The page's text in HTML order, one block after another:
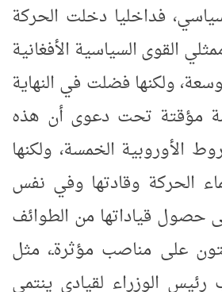
فداخليا دخلت الحركة
القوى السياسية الأفغانية
ولكنها فضلت في النهاية
مؤقتة تحت دعوى أن هذه
الأوروبية الخمسة، ولكنها
الحركة وقادتها وفي نفس
قياداتها من الطوائف
على مناصب مؤثرةـ، مثل
الوزراء لقيادي ينتمي